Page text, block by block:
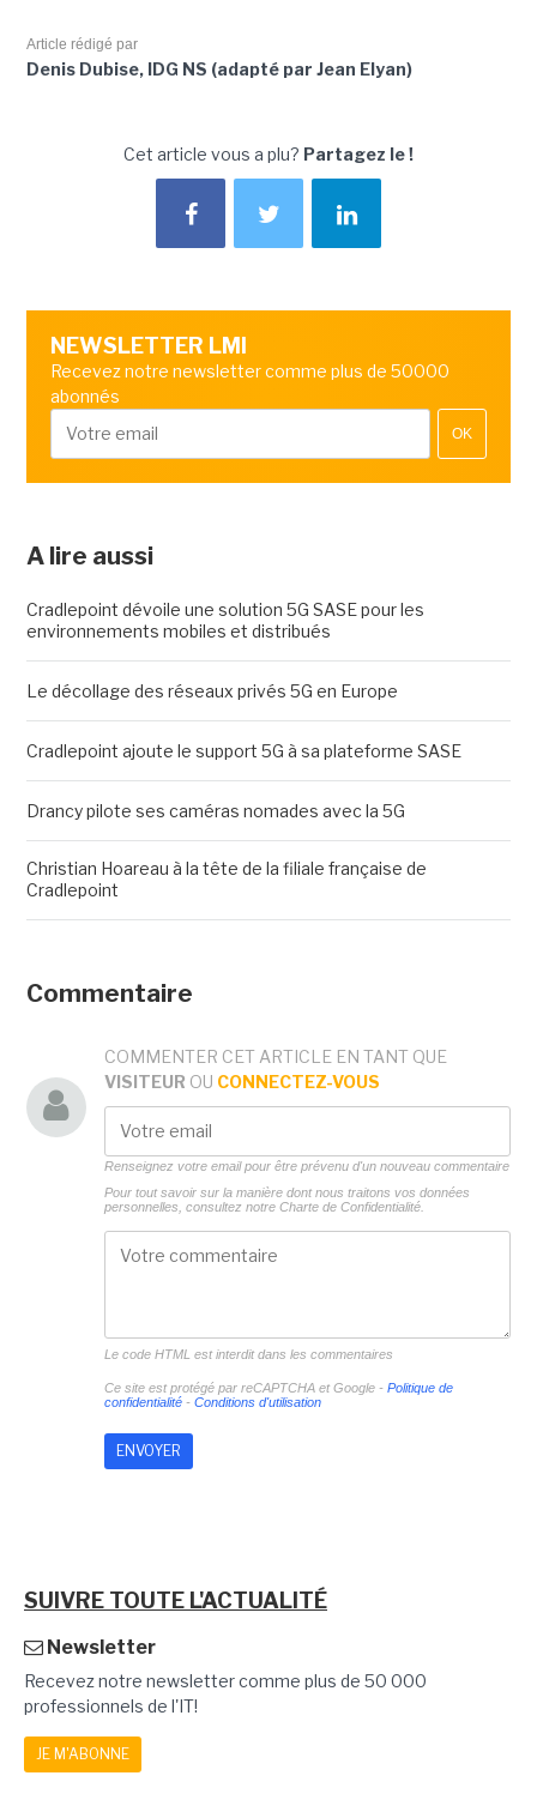
Article rédigé par
Denis Dubise, IDG NS (adapté par Jean Elyan)
Cet article vous a plu? Partagez le !
NEWSLETTER LMI
Recevez notre newsletter comme plus de 50000
abonnés
OK
A lire aussi
Cradlepoint dévoile une solution 5G SASE pour les
environnements mobiles et distribués
Le décollage des réseaux privés 5G en Europe
Cradlepoint ajoute le support 5G à sa plateforme SASE
Drancy pilote ses caméras nomades avec la 5G
Christian Hoareau à la tête de la filiale française de
Cradlepoint
Commentaire
COMMENTER CET ARTICLE EN TANT QUE
VISITEUR OU CONNECTEZ-VOUS
Renseignez votre email pour être prévenu d'un nouveau commentaire
Pour tout savoir sur la manière dont nous traitons vos données
personnelles, consultez notre Charte de Confidentialité.
Le code HTML est interdit dans les commentaires
Ce site est protégé par reCAPTCHA et Google - Politique de
confidentialité- Conditions d'utilisation
SUIVRE TOUTE L'ACTUALITÉ
Newsletter
Recevez notre newsletter comme plus de 50 000
professionnels de l'IT!
JE M'ABONNE